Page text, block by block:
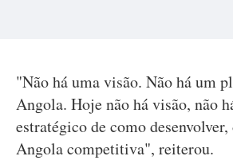
"Não há uma visão. Não há um
Angola. Hoje não há visão, não
estratégico de como
Angola competitiva", reiterou.